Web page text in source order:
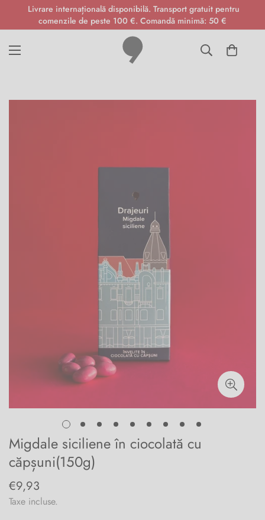
Livrare internațională disponibilă. Transport gratuit pentru
comenzile de peste 100 €. Comandă minimă: 50 €
Migdale siciliene în ciocolată cu
căpșuni(150g)
Preț
obișnuit
€9,93
Taxe incluse.